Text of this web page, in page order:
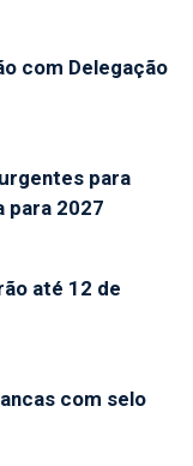
com Delegação
para
para 2027
até 12 de
com selo